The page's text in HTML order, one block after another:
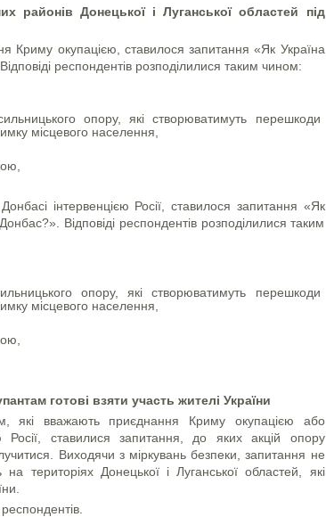
районів Донецької і Луганської областей під
Криму окупацією, ставилося запитання «Як Україна
респондентів розподілилися таким чином:
опору, які створюватимуть перешкоди
місцевого населення,
інтервенцією Росії, ставилося запитання «Як
Відповіді респондентів розподілилися таким
опору, які створюватимуть перешкоди
місцевого населення,
готові взяти участь жителі України
які вважають приєднання Криму окупацією або
Росії, ставилися запитання, до яких акцій опору
Виходячи з міркувань безпеки, запитання не
територіях Донецької і Луганської областей, які